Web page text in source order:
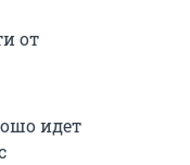
от
идет